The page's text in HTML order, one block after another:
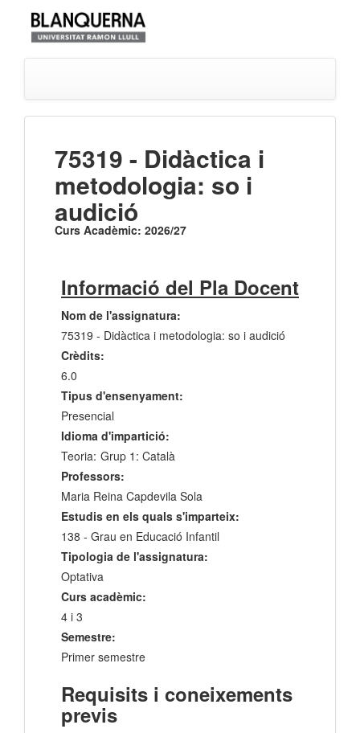
75319 - Didàctica i
metodologia: so i
audició
Curs Acadèmic: 2026/27
Informació del Pla Docent
Nom de l'assignatura:
75319 - Didàctica i metodologia: so i audició
Crèdits:
6.0
Tipus d'ensenyament:
Presencial
Idioma d'impartició:
Teoria: Grup 1: Català
Professors:
Maria Reina Capdevila Sola
Estudis en els quals s'imparteix:
138 - Grau en Educació Infantil
Tipologia de l'assignatura:
Optativa
Curs acadèmic:
4 i 3
Semestre:
Primer semestre
Requisits i coneixements
previs